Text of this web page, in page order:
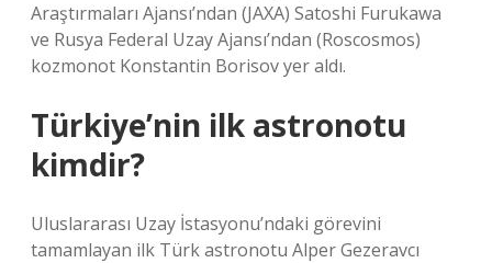
Araştırmaları Ajansı’ndan (JAXA) Satoshi Furukawa
ve Rusya Federal Uzay Ajansı’ndan (Roscosmos)
kozmonot Konstantin Borisov yer aldı.
Türkiye’nin ilk astronotu
kimdir?
Uluslararası Uzay İstasyonu’ndaki görevini
tamamlayan ilk Türk astronotu Alper Gezeravcı